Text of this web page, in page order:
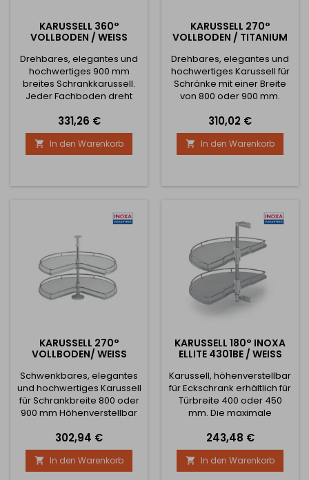
KARUSSELL 360°
VOLLBODEN / WEISS
Drehbares, elegantes und
hochwertiges 900 mm
breites Schrankkarussell.
Jeder Fachboden dreht
voneinander rundherum
Höhenverstellbar von 670
mm - 720 mm Minimale
Schrankabmessungen: Für
864 mm Maximale
Preis
331,26 €
 In den Warenkorb
KARUSSELL 270°
VOLLBODEN / TITANIUM
Drehbares, elegantes und
hochwertiges Karussell für
Schränke mit einer Breite
von 800 oder 900 mm.
sich bei Bedarf
unabhängig.
Höhenverstellbar von 670
mm - 720 mm Minimale
800 mm Schrank - 764 x
Maximale Belastung pro 1
Fachboden ist 15 kg
Preis
310,02 €
 In den Warenkorb
KARUSSELL 270°
VOLLBODEN/ WEISS
Schwenkbares, elegantes
und hochwertiges Karussell
für Schrankbreite 800 oder
900 mm Höhenverstellbar
Minimale
Schrankabmessungen: Für
800 mm Schrank - 764 x
764 mm Für Schrank 900
Preis
302,94 €
 In den Warenkorb
KARUSSELL 180° INOXA
ELLITE 4301BE / WEISS
Karussell, höhenverstellbar
für Eckschrank erhältlich für
Türbreite 400 oder 450
mm. Die maximale
beträgt 15 kg. Die Höhe des
Produkts beträgt 615 mm
Die Installation ist einfach,
Sie befestigen die
Preis
243,48 €
 In den Warenkorb